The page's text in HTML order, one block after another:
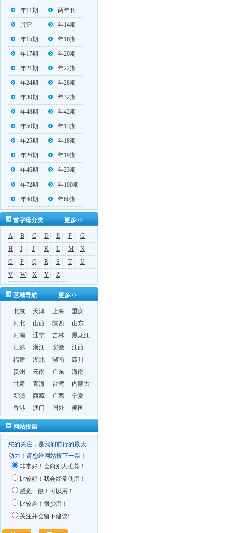
年11期 两年刊
其它 年14期
年15期 年16期
年17期 年20期
年21期 年22期
年24期 年28期
年30期 年32期
年48期 年42期
年50期 年13期
年25期 年18期
年26期 年19期
年46期 年23期
年72期 年100期
年40期 年60期
更多>>
首字母分类
A B C D E F
G
H
I J K L M
N
O
P Q R S T
U
V
W X Y Z
更多>>
区域导航
北京 天津 上海
重庆
河北
山西 陕西
山东
河南
辽宁 吉林
黑龙江
江苏
浙江 安徽
江西
福建
湖北 湖南
四川
贵州
云南 广东
海南
甘肃
青海 台湾
内蒙古
新疆
西藏 广西
宁夏
香港
澳门 国外 美国
网站投票
您的关注，是我们前行的最大
动力！请您给网站投下一票！
非常好！会向别人推荐！
比较好！我会经常使用！
感觉一般！可以用！
比较差！很少用！
关注并会留下建议!